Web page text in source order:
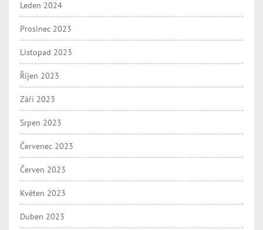
Leden 2024
Prosinec 2023
Listopad 2023
Říjen 2023
Září 2023
Srpen 2023
Červenec 2023
Červen 2023
Květen 2023
Duben 2023